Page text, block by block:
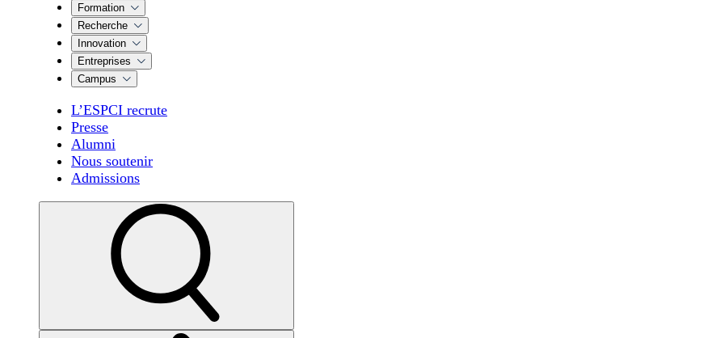
Formation
Recherche
Innovation
Entreprises
Campus
L’ESPCI recrute
Presse
Alumni
Nous soutenir
Admissions